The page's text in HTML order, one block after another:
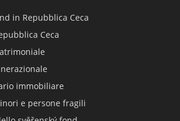
in Repubblica Ceca
Ceca
immobiliare
e persone fragili